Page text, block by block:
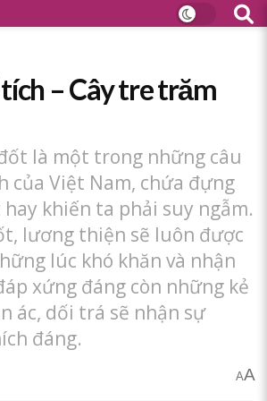
– Cây tre trăm
là một trong những câu
của Việt Nam, chứa đựng
khiến ta phải suy ngẫm.
lương thiện sẽ luôn được
lúc khó khăn và nhận
xứng đáng còn những kẻ
ác, dối trá sẽ nhận sự
đáng.
AA